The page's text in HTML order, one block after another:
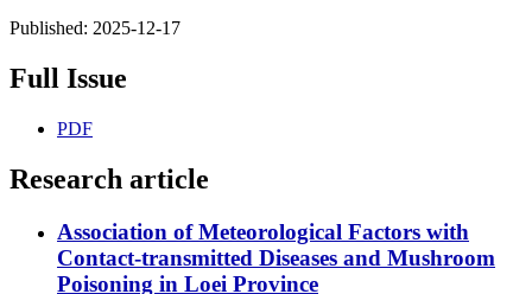
Published: 2025-12-17
Full Issue
PDF
Research article
Association of Meteorological Factors with
Contact-transmitted Diseases and Mushroom
Poisoning in Loei Province